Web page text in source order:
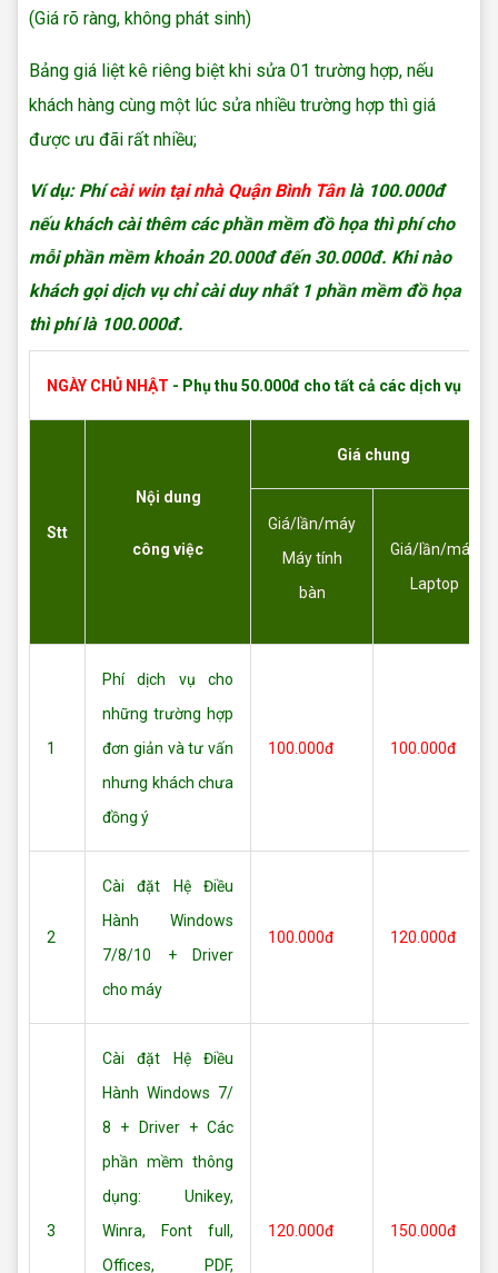
(Giá rõ ràng, không phát sinh)
Bảng giá liệt kê riêng biệt khi sửa 01 trường hợp, nếu
khách hàng cùng một lúc sửa nhiều trường hợp thì giá
được ưu đãi rất nhiều;
Ví dụ: Phícài win tại nhà Quận Bình Tânlà 100.000đ
nếu khách cài thêm các phần mềm đồ họa thì phí cho
mỗi phần mềm khoản 20.000đ đến 30.000đ. Khi nào
khách gọi dịch vụ chỉ cài duy nhất 1 phần mềm đồ họa
thì phí là 100.000đ.
NGÀY CHỦ NHẬT - Phụ thu 50.000đ cho tất cả các dịch vụ
Stt
Nội dung
công việc
Giá chung
Giá/lần/máy
Máy tính
bàn
Giá/lần/máy
Laptop
1
Phí dịch vụ cho
những trường hợp
đơn giản và tư vấn
nhưng khách chưa
đồng ý
100.000đ 100.000đ
2
Cài đặt Hệ Điều
Hành Windows
7/8/10 + Driver
cho máy
100.000đ 120.000đ
3
Cài đặt Hệ Điều
Hành Windows 7/
8 + Driver + Các
phần mềm thông
dụng: Unikey,
Winra, Font full,
Offices, PDF,
120.000đ 150.000đ